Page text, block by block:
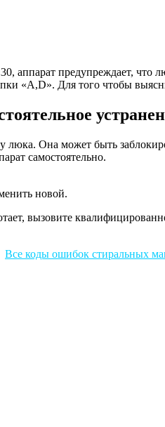
аппарат предупреждает, что
«A,D». Для того чтобы
люка. Она может быть
самостоятельно.
новой.
вызовите
Все коды ошибок стиральных